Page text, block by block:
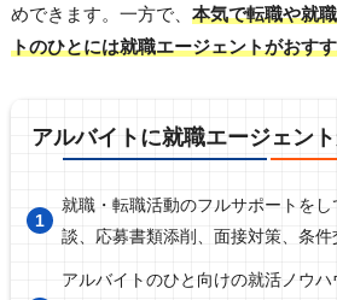
めできます。一方で、 本気で転職や就
トのひとには就職エージェントがおす
アルバイトに就職エージェン
就職・転職活動のフルサポートを
談、応募書類添削、面接対策、条件
アルバイトのひと向けの就活ノウ